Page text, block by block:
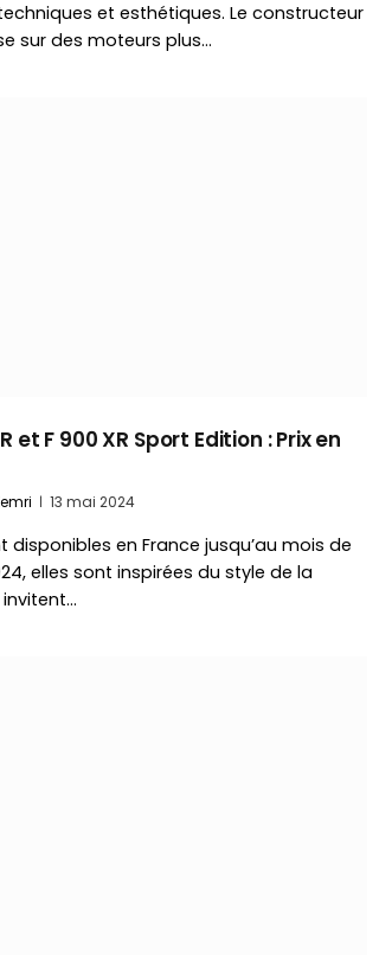
et esthétiques. Le constructeur
sur des moteurs plus…
et F 900 XR Sport Edition : Prix en
13 mai 2024
disponibles en France jusqu’au mois de
elles sont inspirées du style de la